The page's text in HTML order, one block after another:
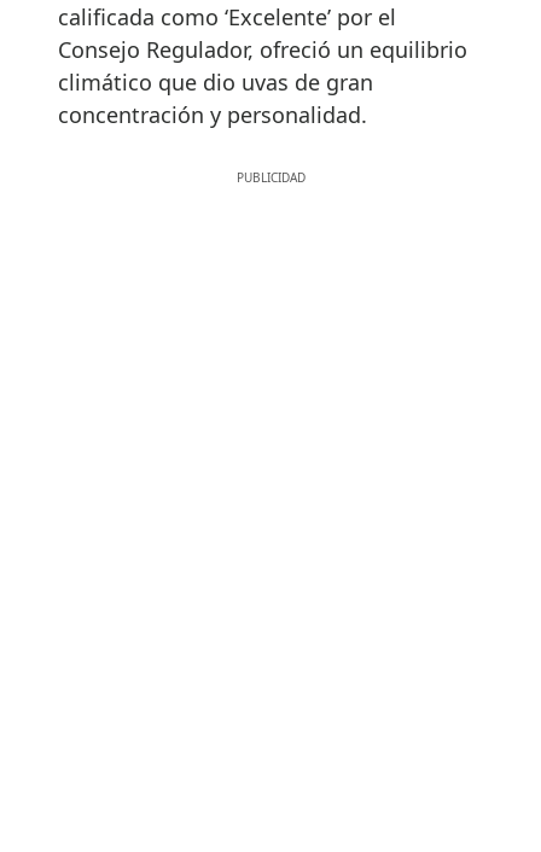
calificada como ‘Excelente’ por el
Consejo Regulador, ofreció un equilibrio
climático que dio uvas de gran
concentración y personalidad.